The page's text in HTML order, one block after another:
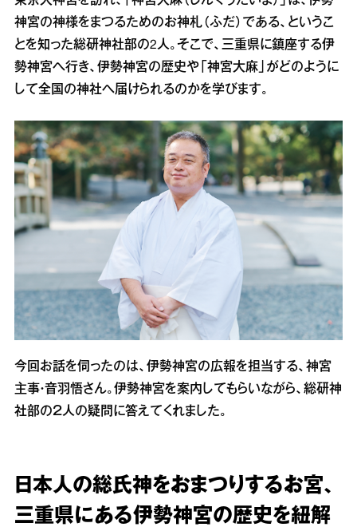
神宮の神様をまつるためのお神札（ふだ）である、というこ
とを知った総研神社部の2人。そこで、三重県に鎮座する伊
勢神宮へ行き、伊勢神宮の歴史や「神宮大麻」がどのように
して全国の神社へ届けられるのかを学びます。
今回お話を伺ったのは、伊勢神宮の広報を担当する、神宮
主事・音羽悟さん。伊勢神宮を案内してもらいながら、総研神
社部の２人の疑問に答えてくれました。
日本人の総氏神をおまつりするお宮、
三重県にある伊勢神宮の歴史を紐解